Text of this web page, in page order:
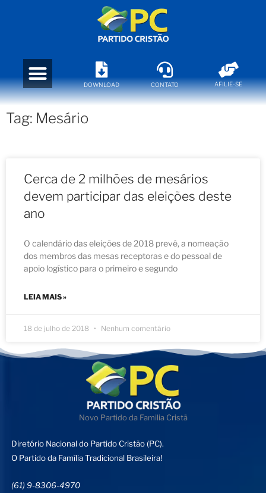
DOWNLOAD CONTATO AFILIE-SE
Tag: Mesário
Cerca de 2 milhões de mesários
devem participar das eleições deste
ano
O calendário das eleições de 2018 prevê, a nomeação
dos membros das mesas receptoras e do pessoal de
apoio logístico para o primeiro e segundo
LEIA MAIS »
18 de julho de 2018 Nenhum comentário
Novo Partido da Familia Cristã
Diretório Nacional do Partido Cristão (PC).
O Partido da Família Tradicional Brasileira!
(61) 9-8306-4970